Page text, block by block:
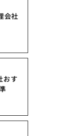
会社
おす